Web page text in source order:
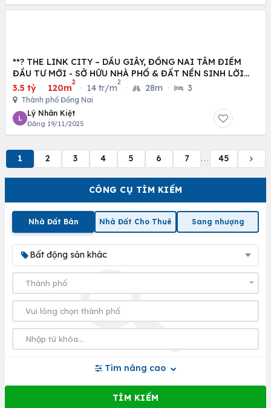
CÔNG CỤ TÌM KIẾM
Nhà Đất Bán Nhà Đất Cho Thuê Sang nhượng
Bất động sản khác
Tìm nâng cao
**? THE LINK CITY – DẦU GIÂY, ĐỒNG NAI TÂM ĐIỂM
ĐẦU TƯ MỚI - SỞ HỮU NHÀ PHỐ & ĐẤT NỀN SINH LỜI
CAO
3.5 tỷ · 120m
2
· 14 tr/m
2
· 28m · 3
Thành phố Đồng Nai
L
Lý Nhân Kiệt
Đăng 19/11/2025
1 2 3 4 5 6 7 ... 45